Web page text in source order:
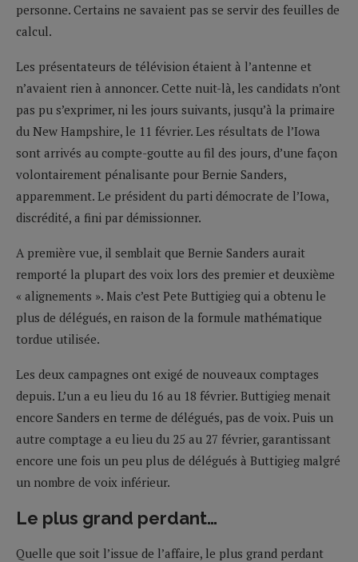
personne. Certains ne savaient pas se servir des feuilles de
calcul.
Les présentateurs de télévision étaient à l’antenne et
n’avaient rien à annoncer. Cette nuit-là, les candidats n’ont
pas pu s’exprimer, ni les jours suivants, jusqu’à la primaire
du New Hampshire, le 11 février. Les résultats de l’Iowa
sont arrivés au compte-goutte au fil des jours, d’une façon
volontairement pénalisante pour Bernie Sanders,
apparemment. Le président du parti démocrate de l’Iowa,
discrédité, a fini par démissionner.
A première vue, il semblait que Bernie Sanders aurait
remporté la plupart des voix lors des premier et deuxième
« alignements ». Mais c’est Pete Buttigieg qui a obtenu le
plus de délégués, en raison de la formule mathématique
tordue utilisée.
Les deux campagnes ont exigé de nouveaux comptages
depuis. L’un a eu lieu du 16 au 18 février. Buttigieg menait
encore Sanders en terme de délégués, pas de voix. Puis un
autre comptage a eu lieu du 25 au 27 février, garantissant
encore une fois un peu plus de délégués à Buttigieg malgré
un nombre de voix inférieur.
Le plus grand perdant…
Quelle que soit l’issue de l’affaire, le plus grand perdant